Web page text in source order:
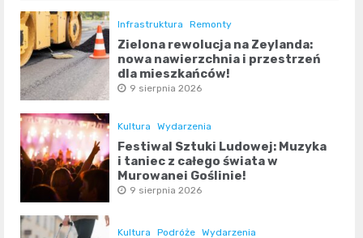
Infrastruktura Remonty
Zielona rewolucja na Zeylanda:
nowa nawierzchnia i przestrzeń
dla mieszkańców!
9 sierpnia 2026
Kultura Wydarzenia
Festiwal Sztuki Ludowej: Muzyka
i taniec z całego świata w
Murowanej Goślinie!
9 sierpnia 2026
Kultura Podróże Wydarzenia